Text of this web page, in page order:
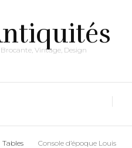
Vintage, Design
Tables
Console d’époque Louis